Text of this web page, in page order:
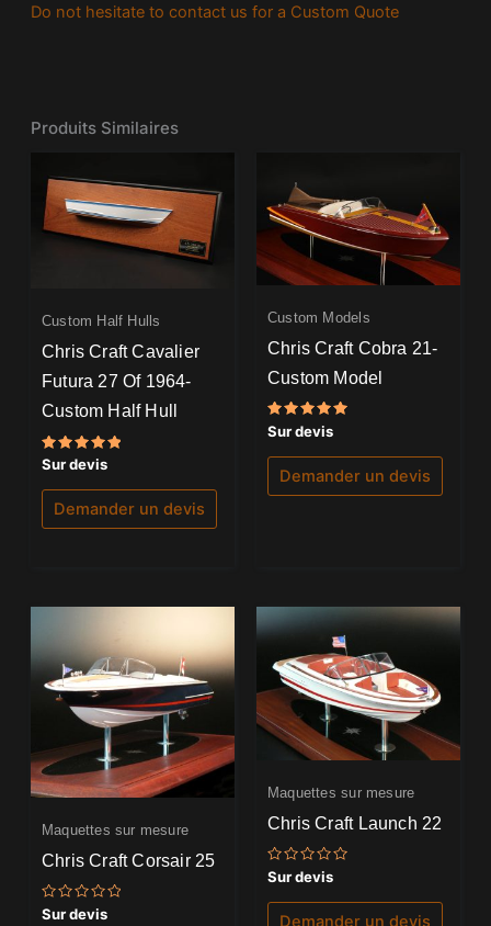
Do not hesitate to contact us for a Custom Quote
Produits Similaires
Custom Half Hulls
Chris Craft Cavalier
Futura 27 Of 1964-
Custom Half Hull
Note
5.00
sur 5
Sur devis
Demander un devis
Custom Models
Chris Craft Cobra 21-
Custom Model
Note
5.00
sur 5
Sur devis
Demander un devis
Maquettes sur mesure
Chris Craft Corsair 25
Note
Sur devis
Maquettes sur mesure
Chris Craft Launch 22
Note
0
sur
Sur devis
Demander un devis